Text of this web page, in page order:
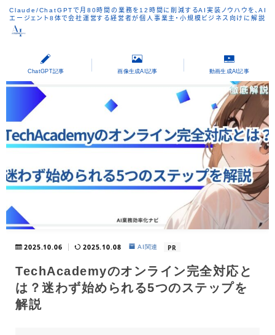
Claude/ChatGPTで月80時間の業務を12時間に削減するAI実装ノウハウを、AI
エージェント8体で会社運営する経営者が個人事業主・小規模ビジネス向けに解説
ChatGPT記事 画像生成AI記事 動画生成AI記事
2025.10.06 2025.10.08 AI関連 PR
TechAcademyのオンライン完全対応と
は？迷わず始められる5つのステップを
解説